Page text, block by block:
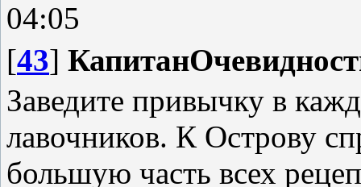
04:05
[43]
Заведите привычку в
лавочников. К Острову
большую часть всех